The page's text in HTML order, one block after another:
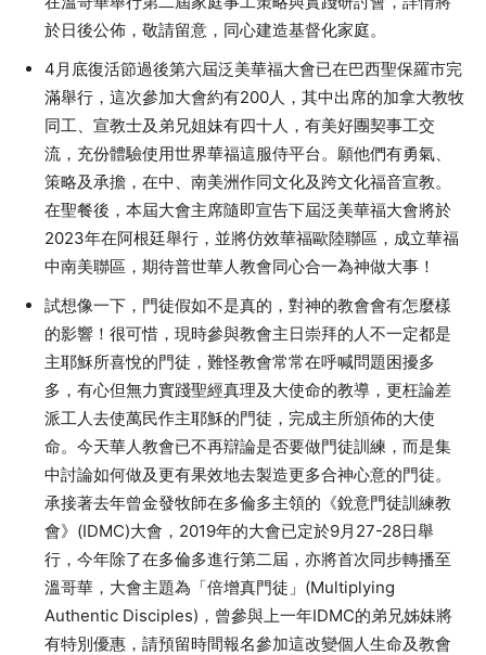
於日後公佈，敬請留意，同心建造基督化家庭。
4月底復活節過後第六屆泛美華福大會已在巴西聖保羅市完
滿舉行，這次參加大會約有200人，其中出席的加拿大教牧
同工、宣教士及弟兄姐妹有四十人，有美好團契事工交
流，充份體驗使用世界華福這服侍平台。願他們有勇氣、
策略及承擔，在中、南美洲作同文化及跨文化福音宣教。
在聖餐後，本屆大會主席隨即宣告下屆泛美華福大會將於
2023年在阿根廷舉行，並將仿效華福歐陸聯區，成立華福
中南美聯區，期待普世華人教會同心合一為神做大事！
試想像一下，門徒假如不是真的，對神的教會會有怎麼樣
的影響！很可惜，現時參與教會主日崇拜的人不一定都是
主耶穌所喜悅的門徒，難怪教會常常在呼喊問題困擾多
多，有心但無力實踐聖經真理及大使命的教導，更枉論差
派工人去使萬民作主耶穌的門徒，完成主所頒佈的大使
命。今天華人教會已不再辯論是否要做門徒訓練，而是集
中討論如何做及更有果效地去製造更多合神心意的門徒。
承接著去年曾金發牧師在多倫多主領的《銳意門徒訓練教
會》(IDMC)大會，2019年的大會已定於9月27-28日舉
行，今年除了在多倫多進行第二屆，亦將首次同步轉播至
溫哥華，大會主題為「倍增真門徒」(Multiplying
Authentic Disciples)，曾參與上一年IDMC的弟兄姊妹將
有特別優惠，請預留時間報名參加這改變個人生命及教會